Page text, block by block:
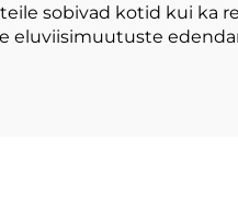
sobivad kotid kui ka
eluviisimuutuste